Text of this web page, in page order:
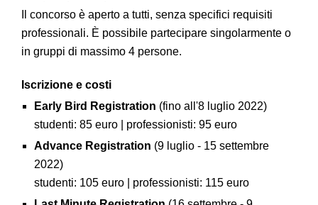
Il concorso è aperto a tutti, senza specifici requisiti
professionali. È possibile partecipare singolarmente o
in gruppi di massimo 4 persone.
Iscrizione e costi
Early Bird Registration (fino all'8 luglio 2022)
studenti: 85 euro | professionisti: 95 euro
Advance Registration (9 luglio - 15 settembre
2022)
studenti: 105 euro | professionisti: 115 euro